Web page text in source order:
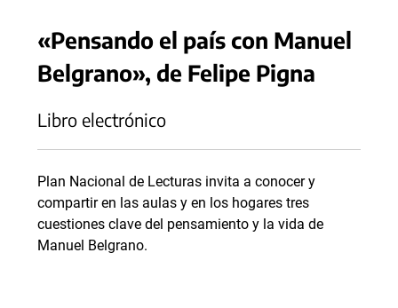
«Pensando el país con Manuel
Belgrano», de Felipe Pigna
Libro electrónico
Plan Nacional de Lecturas invita a conocer y
compartir en las aulas y en los hogares tres
cuestiones clave del pensamiento y la vida de
Manuel Belgrano.